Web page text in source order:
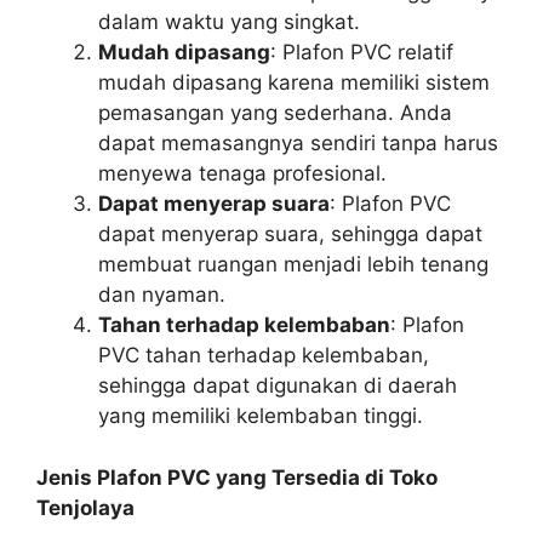
dalam waktu yang singkat.
Mudah dipasang: Plafon PVC relatif
mudah dipasang karena memiliki sistem
pemasangan yang sederhana. Anda
dapat memasangnya sendiri tanpa harus
menyewa tenaga profesional.
Dapat menyerap suara: Plafon PVC
dapat menyerap suara, sehingga dapat
membuat ruangan menjadi lebih tenang
dan nyaman.
Tahan terhadap kelembaban: Plafon
PVC tahan terhadap kelembaban,
sehingga dapat digunakan di daerah
yang memiliki kelembaban tinggi.
Jenis Plafon PVC yang Tersedia di Toko
Tenjolaya